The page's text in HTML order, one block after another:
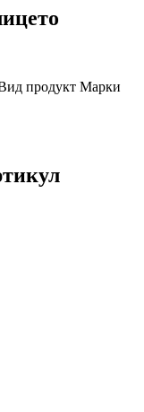
продукт Марки